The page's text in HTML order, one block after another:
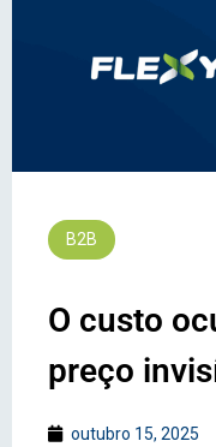
B2B
O custo
preço
outubro 15, 2025